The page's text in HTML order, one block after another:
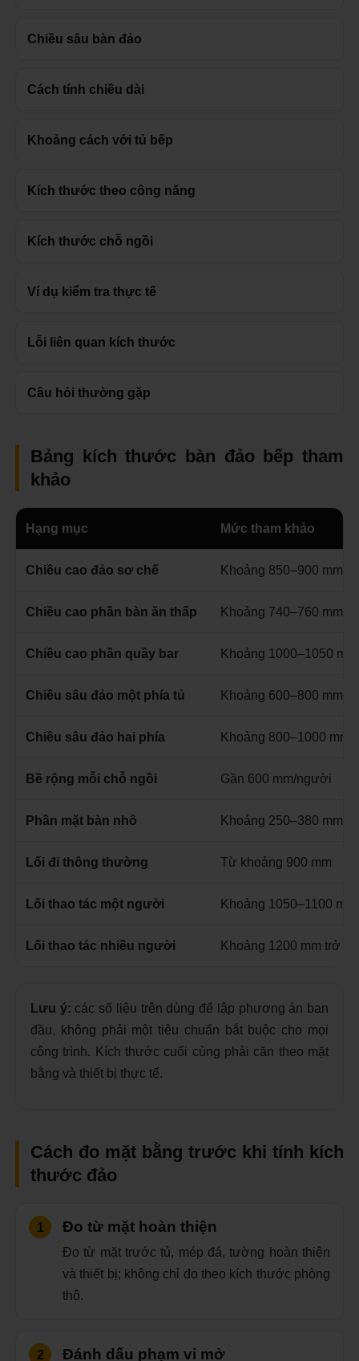
Chiều sâu bàn đảo
Cách tính chiều dài
Khoảng cách với tủ bếp
Kích thước theo công năng
Kích thước chỗ ngồi
Ví dụ kiểm tra thực tế
Lỗi liên quan kích thước
Câu hỏi thường gặp
Bảng kích thước bàn đảo bếp tham
khảo
Hạng mục Mức tham khảo
Chiều cao đảo sơ chế Khoảng 850–900 mm
Chiều cao phần bàn ăn thấp Khoảng 740–760 mm
Chiều cao phần quầy bar Khoảng 1000–1050 mm
Chiều sâu đảo một phía tủ Khoảng 600–800 mm
Chiều sâu đảo hai phía Khoảng 800–1000 mm
Bề rộng mỗi chỗ ngồi Gần 600 mm/người
Phần mặt bàn nhô Khoảng 250–380 mm
Lối đi thông thường Từ khoảng 900 mm
Lối thao tác một người Khoảng 1050–1100 mm
Lối thao tác nhiều người Khoảng 1200 mm trở
Lưu ý: các số liệu trên dùng để lập phương án ban
đầu, không phải một tiêu chuẩn bắt buộc cho mọi
công trình. Kích thước cuối cùng phải căn theo mặt
bằng và thiết bị thực tế.
Cách đo mặt bằng trước khi tính kích
thước đảo
Đo từ mặt hoàn thiện
Đo từ mặt trước tủ, mép đá, tường hoàn thiện
và thiết bị; không chỉ đo theo kích thước phòng
thô.
Đánh dấu phạm vi mở